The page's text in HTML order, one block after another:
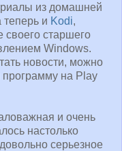
из домашней
теперь и Kodi,
своего старшего
Windows.
новости, можно
программу на Play
и очень
настолько
серьезное